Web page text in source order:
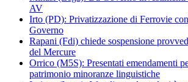
AV
Irto (PD): Privatizzazione di Ferrovie
Governo
Rapani (Fdi) chiede sospensione
del Mercure
Orrico (M5S): Presentati emendamenti
patrimonio minoranze linguistiche